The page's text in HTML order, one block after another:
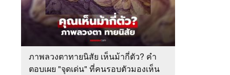
ภาพลวงตาทายนิสัย เห็นม้ากี่ตัว? คำ
ตอบเผย "จุดเด่น" ที่คนรอบตัวมองเห็น